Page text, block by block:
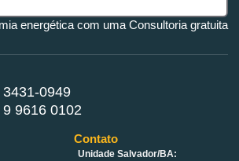
energética com uma Consultoria gratuita
0949
9616 0102
Contato
Unidade Salvador/BA: